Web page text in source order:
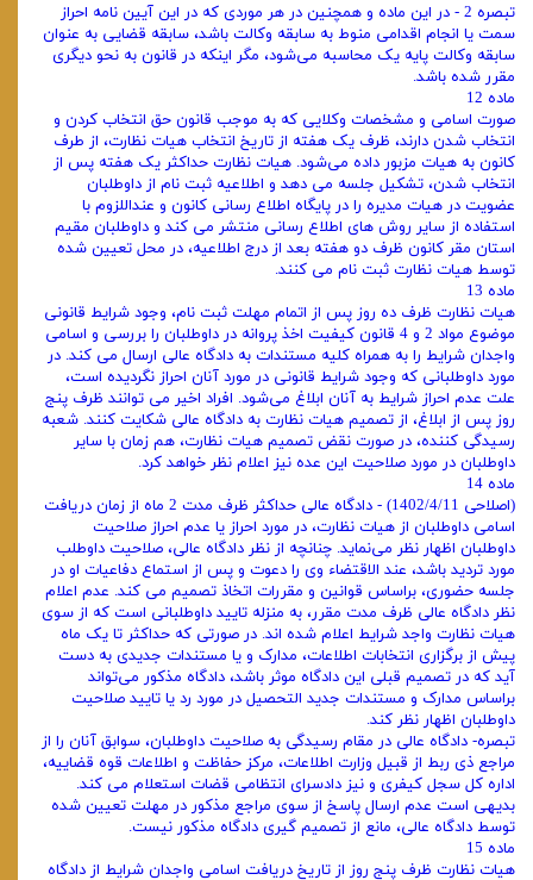
تبصره 2 - در این ماده و همچنین در هر موردی که در این آیین نامه احراز
سمت یا انجام اقدامی منوط به سابقه وکالت باشد، سابقه قضایی به‌ عنوان
سابقه وکالت پایه یک محاسبه می‌شود، مگر اینکه در قانون به نحو دیگری
مقرر شده باشد.
ماده 12
صورت اسامی و مشخصات وکلایی که به ‌موجب قانون حق انتخاب کردن و
انتخاب شدن دارند، ظرف یک هفته از تاریخ انتخاب هیات نظارت، از طرف
کانون به هیات مزبور داده می‌شود. هیات نظارت حداکثر یک هفته پس از
انتخاب شدن، تشکیل جلسه می ‌دهد و اطلاعیه ثبت ‌نام از داوطلبان
عضویت در هیات ‌مدیره را در پایگاه اطلاع ‌رسانی کانون و عنداللزوم با
استفاده از سایر روش‌ های اطلاع ‌رسانی منتشر می کند و داوطلبان مقیم
استان مقر کانون ظرف دو هفته بعد از درج اطلاعیه، در محل تعیین شده
توسط هیات نظارت ثبت‌ نام می ‌کنند.
ماده 13
هیات نظارت ظرف ده روز پس از اتمام مهلت ثبت ‌نام، وجود شرایط قانونی
موضوع مواد 2 و 4 قانون کیفیت اخذ پروانه در داوطلبان را بررسی و اسامی
واجدان شرایط را به همراه کلیه مستندات به دادگاه عالی ارسال می کند. در
مورد داوطلبانی که وجود شرایط قانونی در مورد آنان احراز نگردیده است،
علت عدم احراز شرایط به آنان ابلاغ می‌شود. افراد اخیر می‌ توانند ظرف پنج
روز پس از ابلاغ، از تصمیم هیات نظارت به دادگاه عالی شکایت کنند. شعبه
رسیدگی‌ کننده، در صورت نقض تصمیم هیات نظارت، هم ‌زمان با سایر
داوطلبان در مورد صلاحیت این عده نیز اعلام نظر خواهد کرد.
ماده 14
(اصلاحی 1402/4/11) - دادگاه عالی حداکثر ظرف مدت 2 ماه از زمان دریافت
اسامی داوطلبان از هیات نظارت، در مورد احراز یا عدم احراز صلاحیت
داوطلبان اظهار نظر می‌نماید. چنانچه از نظر دادگاه عالی، صلاحیت داوطلب
مورد تردید باشد، عند الاقتضاء وی را دعوت و پس از استماع دفاعیات او در
جلسه حضوری، براساس قوانین و مقررات اتخاذ تصمیم می کند. عدم اعلام
نظر دادگاه عالی ظرف مدت مقرر، به منزله تایید داوطلبانی است که از سوی
هیات نظارت واجد شرایط اعلام شده اند. در صورتی که حداکثر تا یک ماه
پیش از برگزاری انتخابات اطلاعات، مدارک و یا مستندات جدیدی به دست
آید که در تصمیم قبلی این دادگاه موثر باشد، دادگاه مذکور می‌تواند
براساس مدارک و مستندات جدید التحصیل در مورد رد یا تایید صلاحیت
داوطلبان اظهار نظر کند.
تبصره- دادگاه عالی در مقام رسیدگی به صلاحیت داوطلبان، سوابق آنان را از
مراجع ذی ربط از قبیل وزارت اطلاعات، مرکز حفاظت و اطلاعات قوه قضاییه،
اداره کل سجل کیفری و نیز دادسرای انتظامی قضات استعلام می کند.
بدیهی است عدم ارسال پاسخ از سوی مراجع مذکور در مهلت تعیین شده
توسط دادگاه عالی، مانع از تصمیم گیری دادگاه مذکور نیست.
ماده 15
هیات نظارت ظرف پنج روز از تاریخ دریافت اسامی واجدان شرایط از دادگاه